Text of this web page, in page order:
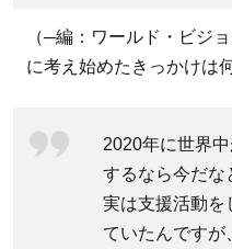
ビュ
ーの
2
（─編：ワールド・ビジ
に考え始めたきっかけは
2020年に世界
するなら今だな
実は支援活動を
ていたんですが